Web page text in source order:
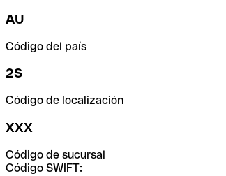
AU
Código del país
2S
Código de localización
XXX
Código de sucursal
Código SWIFT: